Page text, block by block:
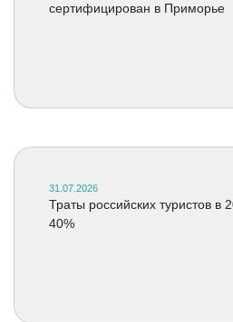
сертифицирован в Приморье
31.07.2026
Траты российских туристов в
40%